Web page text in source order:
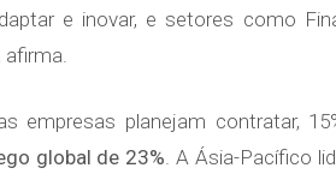
e inovar, e setores como
afirma.
empresas planejam contratar,
global de 23%. A Ásia-Pacífico